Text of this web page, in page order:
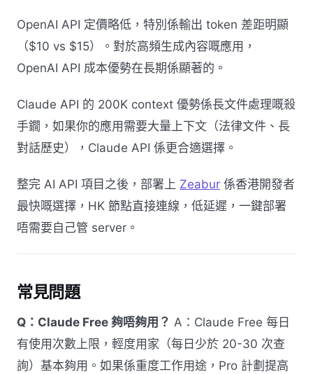
OpenAI API 定價略低，特別係輸出 token 差距明顯
（$10 vs $15）。對於高頻生成內容嘅應用，
OpenAI API 成本優勢在長期係顯著的。
Claude API 的 200K context 優勢係長文件處理嘅殺
手鐗，如果你的應用需要大量上下文（法律文件、長
對話歷史），Claude API 係更合適選擇。
整完 AI API 項目之後，部署上 Zeabur 係香港開發者
最快嘅選擇，HK 節點直接連線，低延遲，一鍵部署
唔需要自己管 server。
常見問題
Q：Claude Free 夠唔夠用？ A：Claude Free 每日
有使用次數上限，輕度用家（每日少於 20-30 次查
詢）基本夠用。如果係重度工作用途，Pro 計劃提高